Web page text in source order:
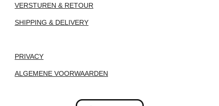
VERSTUREN & RETOUR
SHIPPING & DELIVERY
PRIVACY
ALGEMENE VOORWAARDEN